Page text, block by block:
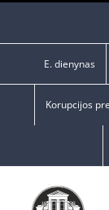
E. dienynas
Korupcijos